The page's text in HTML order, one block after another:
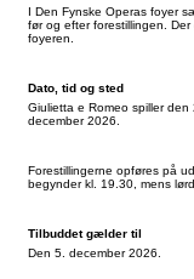
I Den Fynske Operas foyer
før og efter forestillingen.
foyeren.
Dato, tid og sted
Giulietta e Romeo spiller
december 2026.
Forestillingerne opføres på
begynder kl. 19.30, mens
Tilbuddet gælder til
Den 5. december 2026.